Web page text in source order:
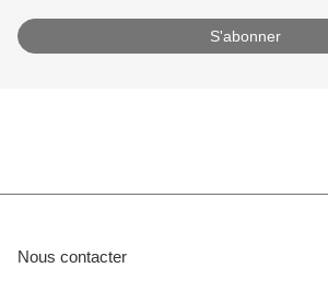
Nous contacter